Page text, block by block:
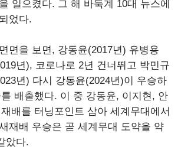
일으켰다. 그 해 바둑계 10대 뉴스에
었다.
면을 보면, 강동윤(2017년) 유병용
년), 코로나로 2년 건너뛰고 박민규
년) 다시 강동윤(2024년)이 우승하
배출했다. 이 중 강동윤, 이지현, 안
배를 터닝포인트 삼아 세계무대에서
재배 우승은 곧 세계무대 도약을 약
았다.